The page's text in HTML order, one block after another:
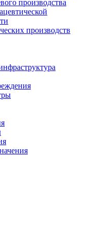
производства
производств